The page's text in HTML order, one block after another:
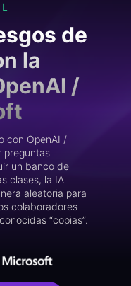
de
la
/
con OpenAI /
preguntas
un banco de
clases, la IA
aleatoria para
colaboradores
“copias”.